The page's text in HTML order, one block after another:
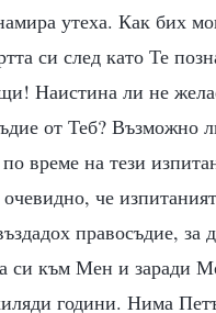
утеха. Как бих
си след като Те
Наистина ли не
от Теб? Възможно
време на тези
че
правосъдие, за
си към Мен и заради
години. Нима